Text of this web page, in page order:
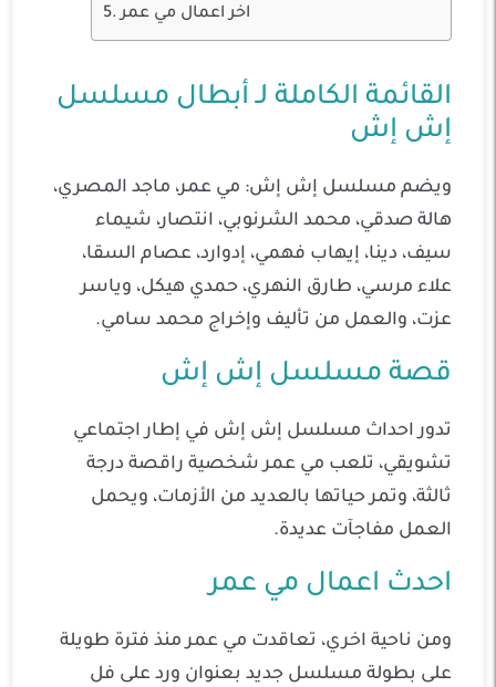
اخر اعمال مي عمر
القائمة الكاملة لـ أبطال مسلسل
إش إش
ويضم مسلسل إش إش: مي عمر، ماجد المصري،
هالة صدقي، محمد الشرنوبي، انتصار، شيماء
سيف، دينا، إيهاب فهمي، إدوارد، عصام السقا،
علاء مرسي، طارق النهري، حمدي هيكل، وياسر
عزت، والعمل من تأليف وإخراج محمد سامي.
قصة مسلسل إش إش
تدور احداث مسلسل إش إش في إطار اجتماعي
تشويقي، تلعب مي عمر شخصية راقصة درجة
ثالثة، وتمر حياتها بالعديد من الأزمات، ويحمل
العمل مفاجآت عديدة.
احدث اعمال مي عمر
ومن ناحية اخري، تعاقدت مي عمر منذ فترة طويلة
على بطولة مسلسل جديد بعنوان ورد على فل